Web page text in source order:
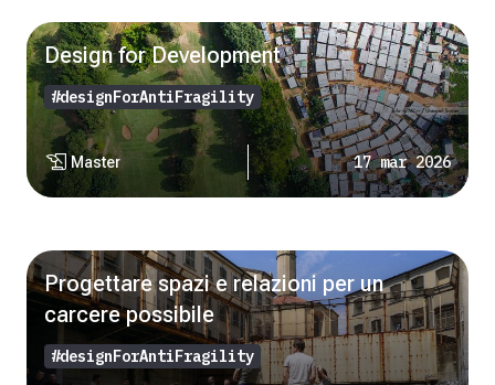
Design for Development
#designForAntiFragility
history_eduMaster 17 mar 2026
Progettare spazi e relazioni per un
carcere possibile
#designForAntiFragility